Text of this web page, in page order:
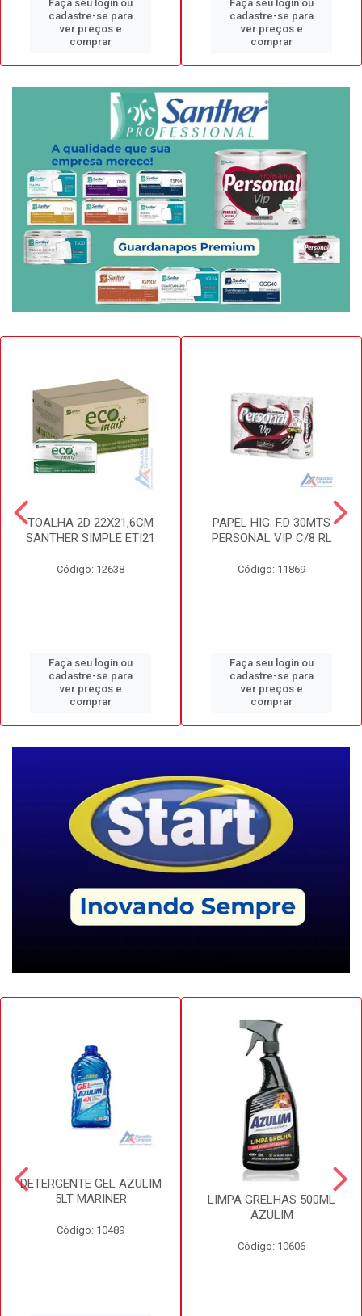
Faça seu login ou
cadastre-se para
ver preços e
comprar
Faça seu login ou
cadastre-se para
ver preços e
comprar
TOALHA 2D 22X21,6CM
SANTHER SIMPLE ETI21
Código: 12638
Faça seu login ou
cadastre-se para
ver preços e
comprar
PAPEL HIG. F.D 30MTS
PERSONAL VIP C/8 RL
Código: 11869
Faça seu login ou
cadastre-se para
ver preços e
comprar
DETERGENTE GEL AZULIM
5LT MARINER
Código: 10489
LIMPA GRELHAS 500ML
AZULIM
Código: 10606